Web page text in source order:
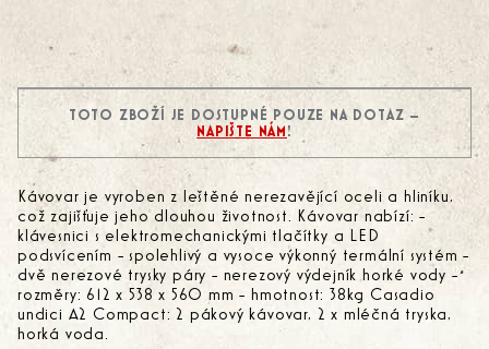
TOTO ZBOŽÍ JE DOSTUPNÉ POUZE NA DOTAZ –
NAPIŠTE NÁM !
Kávovar je vyroben z leštěné nerezavějící oceli a hliníku,
což zajišťuje jeho dlouhou životnost. Kávovar nabízí: -
klávesnici s elektromechanickými tlačítky a LED
podsvícením - spolehlivý a vysoce výkonný termální systém -
dvě nerezové trysky páry - nerezový výdejník horké vody -
rozměry: 612 x 538 x 560 mm - hmotnost: 38kg Casadio
undici A2 Compact: 2 pákový kávovar, 2 x mléčná tryska,
horká voda.